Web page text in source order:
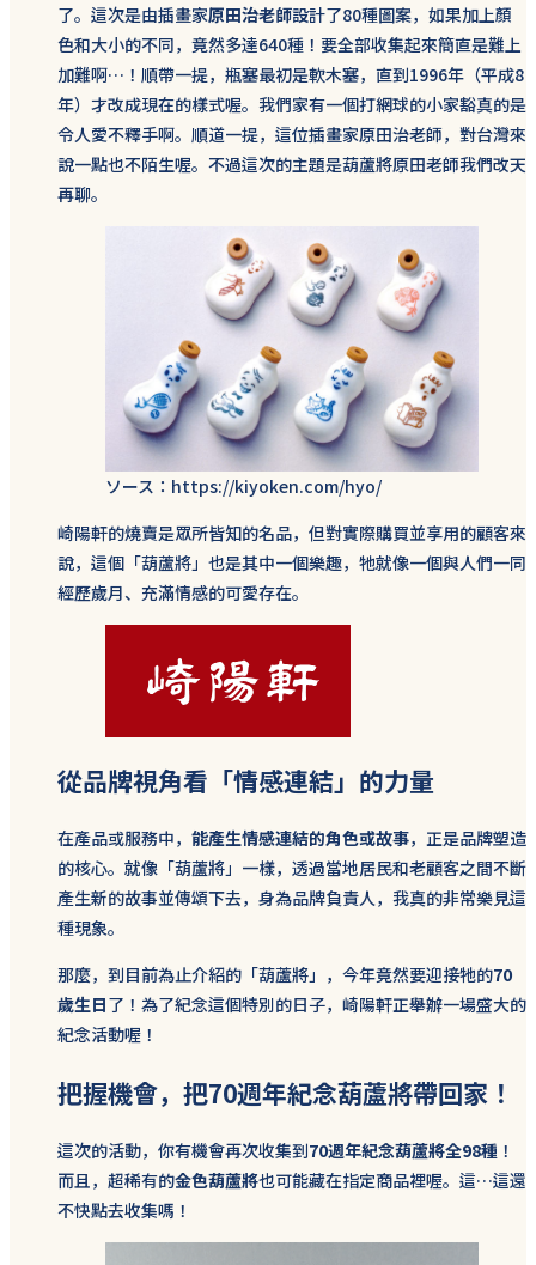
了。這次是由插畫家原田治老師設計了80種圖案，如果加上顏
色和大小的不同，竟然多達640種！要全部收集起來簡直是難上
加難啊…！順帶一提，瓶塞最初是軟木塞，直到1996年（平成8
年）才改成現在的樣式喔。我們家有一個打網球的小家豁真的是
令人愛不釋手啊。順道一提，這位插畫家原田治老師，對台灣來
說一點也不陌生喔。不過這次的主題是葫蘆將原田老師我們改天
再聊。
ソース：https://kiyoken.com/hyo/
崎陽軒的燒賣是眾所皆知的名品，但對實際購買並享用的顧客來
說，這個「葫蘆將」也是其中一個樂趣，牠就像一個與人們一同
經歷歲月、充滿情感的可愛存在。
從品牌視角看「情感連結」的力量
在產品或服務中， 能產生情感連結的角色或故事，正是品牌塑造
的核心。就像「葫蘆將」一樣，透過當地居民和老顧客之間不斷
產生新的故事並傳頌下去，身為品牌負責人，我真的非常樂見這
種現象。
那麼，到目前為止介紹的「葫蘆將」，今年竟然要迎接牠的70
歲生日了！為了紀念這個特別的日子，崎陽軒正舉辦一場盛大的
紀念活動喔！
把握機會，把70週年紀念葫蘆將帶回家！
這次的活動，你有機會再次收集到70週年紀念葫蘆將全98種 ！
而且，超稀有的金色葫蘆將也可能藏在指定商品裡喔。這…這還
不快點去收集嗎！